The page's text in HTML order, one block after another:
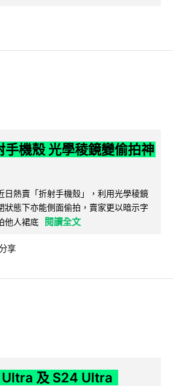
手機殼 光學稜鏡變偷拍神
日熱賣「折射手機殼」，利用光學稜鏡
狀態下亦能側面偷拍，賣家更以暗示字
他人裙底 閱讀全文
享
及 S24 Ultra